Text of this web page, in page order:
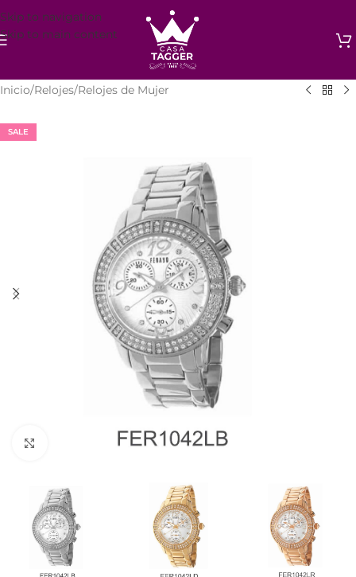
Skip to navigation
Skip to main content
Inicio/Relojes/Relojes de Mujer
SALE
Click to enlarge